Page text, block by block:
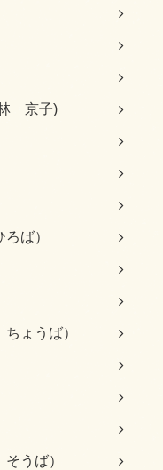
京子)
ば）
ょうば）
うば）